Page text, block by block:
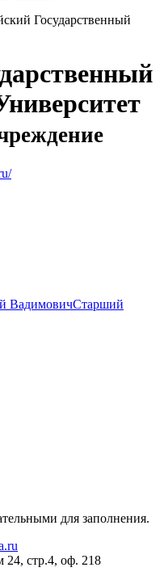
Государственный
ВадимовичСтарший
для заполнения.
стр.4, оф. 218